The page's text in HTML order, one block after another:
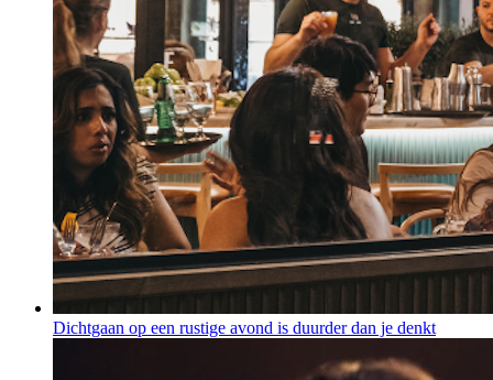
Dichtgaan op een rustige avond is duurder dan je denkt